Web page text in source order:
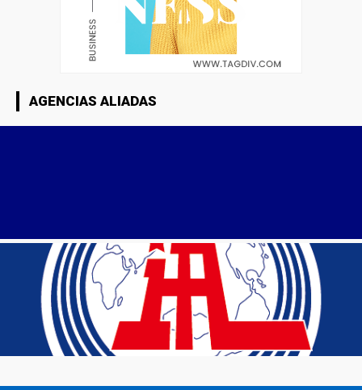
AGENCIAS ALIADAS